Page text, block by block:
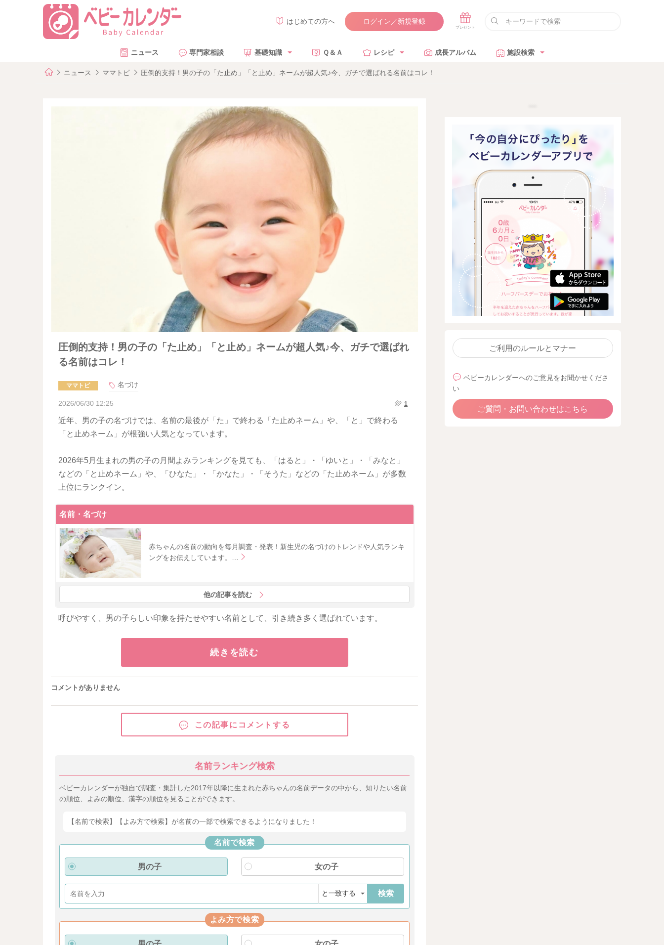
はじめての方へ ログイン／新規登録
ニュース 専門家相談 基礎知識 Ｑ＆Ａ レシピ 成長アルバム 施設検索
ニュース ママトピ 圧倒的支持！男の子の「た止め」「と止め」ネームが超人気♪今、ガチで選ばれる名前はコレ！
圧倒的支持！男の子の「た止め」「と止め」ネームが超人気♪今、ガチで選ばれ
る名前はコレ！
ママトピ 名づけ
2026/06/30 12:25 1
近年、男の子の名づけでは、名前の最後が「た」で終わる「た止めネーム」や、「と」で終わる
「と止めネーム」が根強い人気となっています。
2026年5月生まれの男の子の月間よみランキングを見ても、「はると」・「ゆいと」・「みなと」
などの「と止めネーム」や、「ひなた」・「かなた」・「そうた」などの「た止めネーム」が多数
上位にランクイン。
名前・名づけ
赤ちゃんの名前の動向を毎月調査・発表！新生児の名づけのトレンドや人気ランキ
ングをお伝えしています。…
他の記事を読む
呼びやすく、男の子らしい印象を持たせやすい名前として、引き続き多く選ばれています。
続きを読む
コメントがありません
この記事にコメントする
名前ランキング検索
ベビーカレンダーが独自で調査・集計した2017年以降に生まれた赤ちゃんの名前データの中から、知りたい名前
の順位、よみの順位、漢字の順位を見ることができます。
【名前で検索】【よみ方で検索】が名前の一部で検索できるようになりました！
名前で検索
男の子 女の子
検索
よみ方で検索
ご利用のルールとマナー
ベビーカレンダーへのご意見をお聞かせくださ
い
ご質問・お問い合わせはこちら